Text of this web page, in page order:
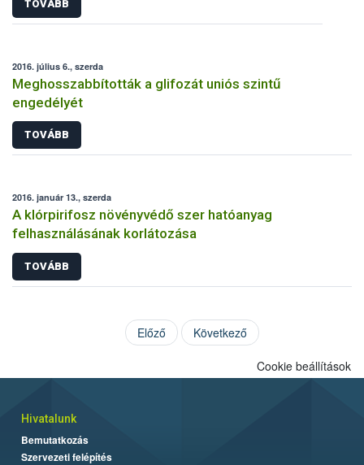
TOVÁBB
2016. július 6., szerda
Meghosszabbították a glifozát uniós szintű
engedélyét
TOVÁBB
2016. január 13., szerda
A klórpirifosz növényvédő szer hatóanyag
felhasználásának korlátozása
TOVÁBB
Előző Következő
Cookie beállítások
Hivatalunk
Bemutatkozás
Szervezeti felépítés